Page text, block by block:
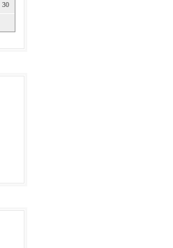
30